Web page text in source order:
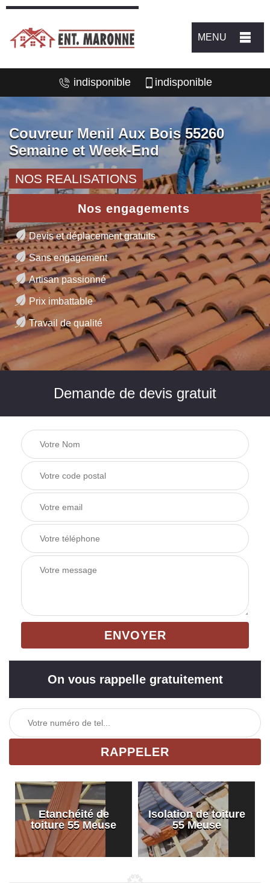
MENU
indisponible indisponible
Couvreur Menil Aux Bois 55260
Semaine et Week-End
NOS REALISATIONS
Nos engagements
Devis et déplacement gratuits
Sans engagement
Artisan passionné
Prix imbattable
Travail de qualité
Demande de devis gratuit
On vous rappelle gratuitement
Etanchéité de
toiture 55 Meuse
Isolation de toiture
55 Meuse